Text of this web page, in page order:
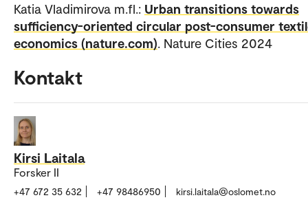
Katia Vladimirova m.fl.: Urban transitions towards
sufficiency-oriented circular post-consumer
economics (nature.com). Nature Cities 2024
Kontakt
Kirsi Laitala
Forsker II
+47 672 35 632 +47 98486950 kirsi.laitala@oslomet.no